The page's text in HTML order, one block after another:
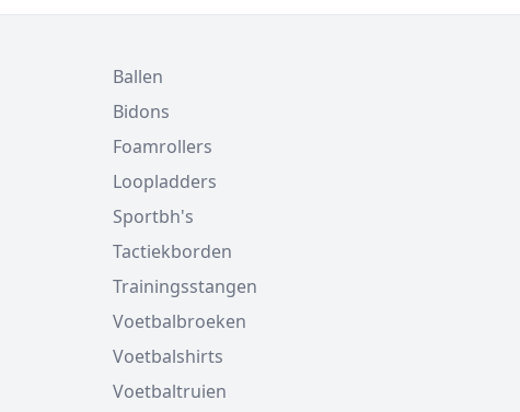
Ballen
Bidons
Foamrollers
Loopladders
Sportbh's
Tactiekborden
Trainingsstangen
Voetbalbroeken
Voetbalshirts
Voetbaltruien